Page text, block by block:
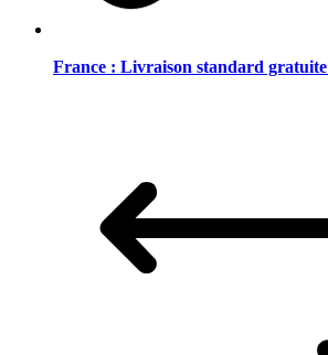
France : Livraison standard gratuite